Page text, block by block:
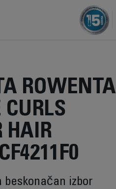
ROWENTA
HAIR
beskonačan izbor